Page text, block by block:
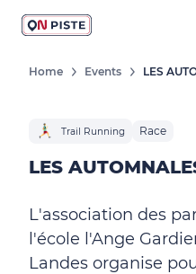
Home Events LES
Trail Running Race
LES
L'association des
l'école l'Ange
Landes organise